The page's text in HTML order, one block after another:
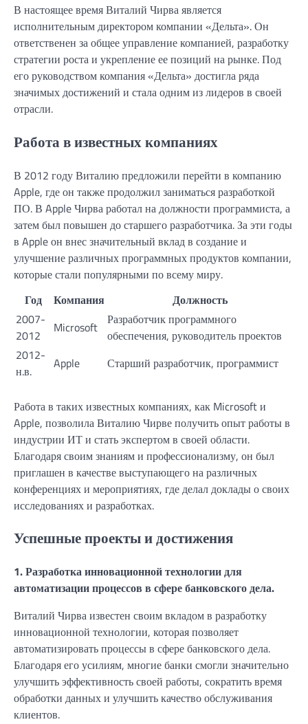
В настоящее время Виталий Чирва является
исполнительным директором компании «Дельта». Он
ответственен за общее управление компанией, разработку
стратегии роста и укрепление ее позиций на рынке. Под
его руководством компания «Дельта» достигла ряда
значимых достижений и стала одним из лидеров в своей
отрасли.
Работа в известных компаниях
В 2012 году Виталию предложили перейти в компанию
Apple, где он также продолжил заниматься разработкой
ПО. В Apple Чирва работал на должности программиста, а
затем был повышен до старшего разработчика. За эти годы
в Apple он внес значительный вклад в создание и
улучшение различных программных продуктов компании,
которые стали популярными по всему миру.
Год
Компания
Должность
2007-
2012
Microsoft Разработчик программного
обеспечения, руководитель проектов
2012-
н.в.
Apple Старший разработчик, программист
Работа в таких известных компаниях, как Microsoft и
Apple, позволила Виталию Чирве получить опыт работы в
индустрии ИТ и стать экспертом в своей области.
Благодаря своим знаниям и профессионализму, он был
приглашен в качестве выступающего на различных
конференциях и мероприятиях, где делал доклады о своих
исследованиях и разработках.
Успешные проекты и достижения
1. Разработка инновационной технологии для
автоматизации процессов в сфере банковского дела.
Виталий Чирва известен своим вкладом в разработку
инновационной технологии, которая позволяет
автоматизировать процессы в сфере банковского дела.
Благодаря его усилиям, многие банки смогли значительно
улучшить эффективность своей работы, сократить время
обработки данных и улучшить качество обслуживания
клиентов.